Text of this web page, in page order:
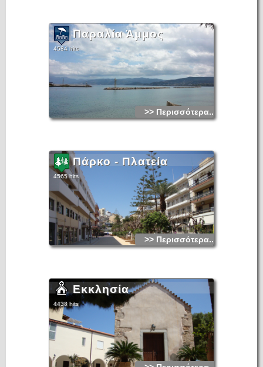
Παραλία Άμμος
4584 hits
>> Περισσότερα...
Πάρκο - Πλατεία
4565 hits
>> Περισσότερα...
Εκκλησία
4438 hits